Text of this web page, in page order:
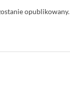
opublikowany.